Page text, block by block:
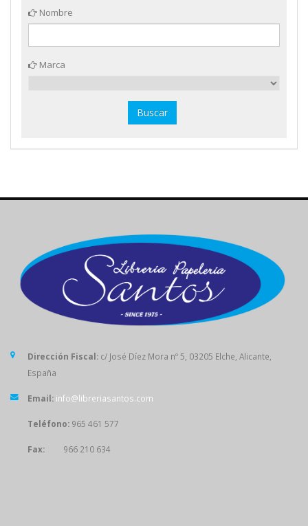
Nombre
Marca
Dirección Fiscal: c/ José Díez Mora nº 5, 03205 Elche, Alicante,
España
Email: info@libreriasantos.com
Teléfono: 965 461 577
Fax: 966 210 634